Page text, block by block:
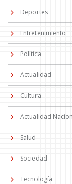
Deportes
Entretenimiento
Política
Actualidad
Cultura
Actualidad
Salud
Sociedad
Tecnología